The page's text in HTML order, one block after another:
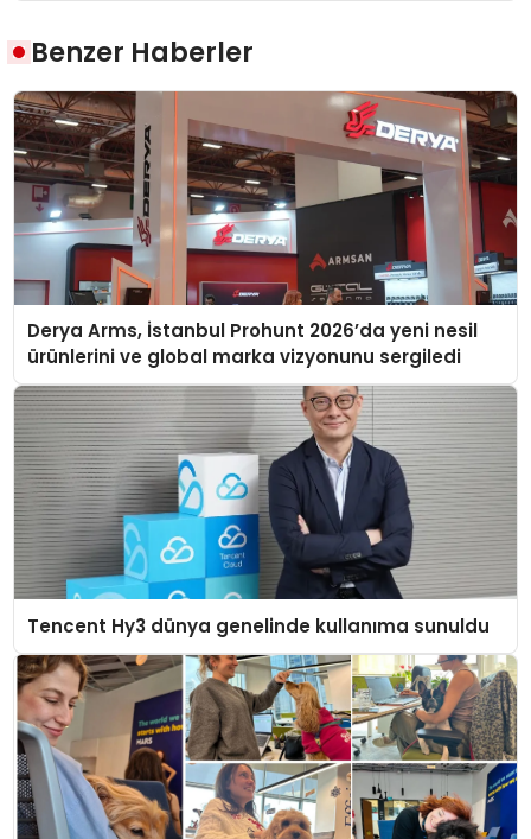
Benzer Haberler
Derya Arms, İstanbul Prohunt 2026’da yeni nesil
ürünlerini ve global marka vizyonunu sergiledi
Tencent Hy3 dünya genelinde kullanıma sunuldu